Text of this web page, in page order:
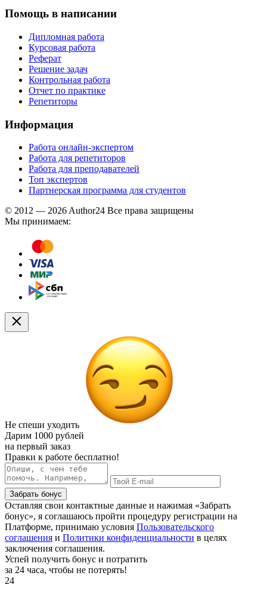
Помощь в написании
Дипломная работа
Курсовая работа
Реферат
Решение задач
Контрольная работа
Отчет по практике
Репетиторы
Информация
Работа онлайн-экспертом
Работа для репетиторов
Работа для преподавателей
Топ экспертов
Партнерская программа для студентов
© 2012 — 2026 Author24 Все права защищены
Мы принимаем:
Не спеши уходить
Дарим 1000 рублей
на первый заказ
Правки к работе бесплатно!
Забрать бонус
Оставляя свои контактные данные и нажимая «Забрать
бонус», я соглашаюсь пройти процедуру регистрации на
Платформе, принимаю условия Пользовательского
соглашения и Политики конфиденциальности в целях
заключения соглашения.
Успей получить бонус и потратить
за 24 часа, чтобы не потерять!
24